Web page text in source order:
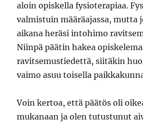
aloin opiskella fysioterapiaa.
valmistuin määräajassa, mutta
aikana heräsi intohimo
Niinpä päätin hakea
ravitsemustiedettä, siitäkin
vaimo asuu toisella
Voin kertoa, että päätös oli
mukanaan ja olen tutustunut